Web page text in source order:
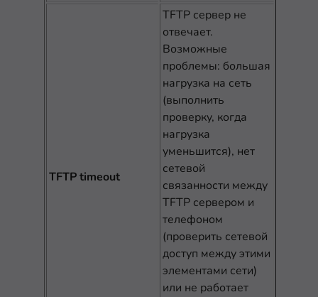
TFTP timeout
TFTP сервер не
отвечает.
Возможные
проблемы: большая
нагрузка на сеть
(выполнить
проверку, когда
нагрузка
уменьшится), нет
сетевой
связанности между
TFTP сервером и
телефоном
(проверить сетевой
доступ между этими
элементами сети)
или не работает